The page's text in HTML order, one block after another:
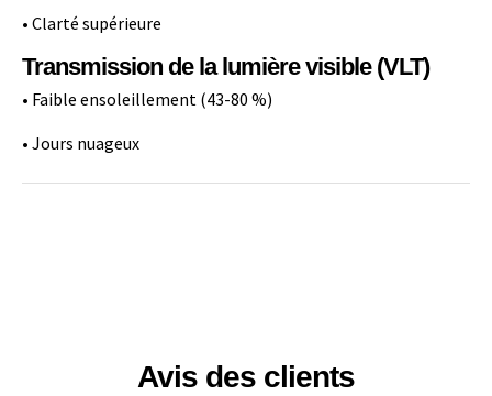
• Clarté supérieure
Transmission de la lumière visible (VLT)
• Faible ensoleillement (43-80 %)
• Jours nuageux
Avis des clients